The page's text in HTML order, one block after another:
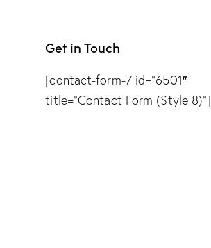
Get in Touch
[contact-form-7 id=”6501″
title=”Contact Form (Style 8)”]